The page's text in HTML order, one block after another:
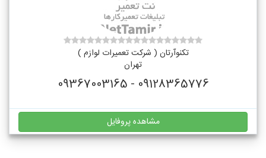
تکنوآرتان ( شرکت تعمیرات لوازم )
تهران
09128365776 - 09367003165
مشاهده پروفایل